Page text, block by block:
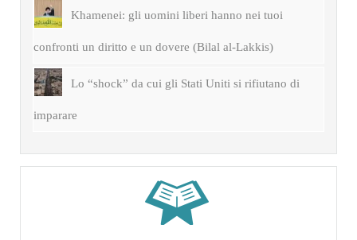
Khamenei: gli uomini liberi hanno nei tuoi
confronti un diritto e un dovere (Bilal al-Lakkis)
Lo “shock” da cui gli Stati Uniti si rifiutano di
imparare